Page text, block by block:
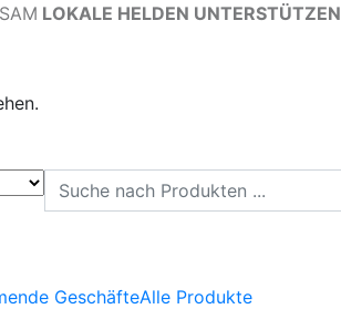
LOKALE HELDEN UNTERSTÜTZEN
GeschäfteAlle Produkte